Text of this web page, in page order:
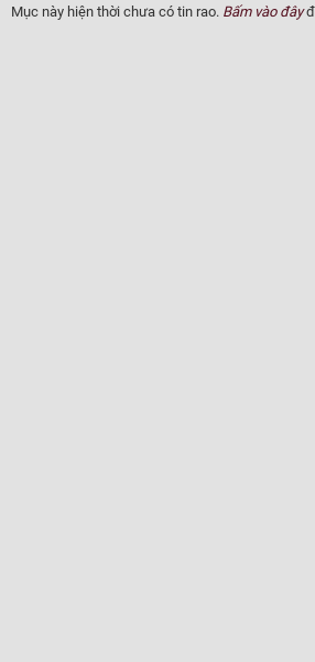
Mục này hiện thời chưa có tin rao. Bấm vào đây